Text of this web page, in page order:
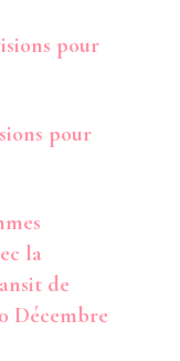
pour
pour
la
de
Décembre